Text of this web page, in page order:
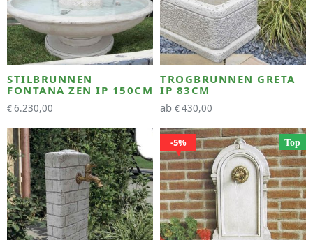
STILBRUNNEN
FONTANA ZEN IP 150CM
€6.230,00
TROGBRUNNEN GRETA
IP 83CM
ab €430,00
Top
5%